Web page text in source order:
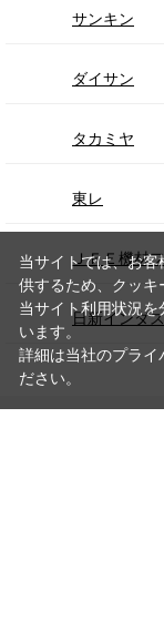
サンキン
ダイサン
タカミヤ
東レ
ＪＦＥ機材
日新インダ
当サイトでは、お
供するため、ク
当サイト利用状況
います。
詳細は当社のプラ
ださい。